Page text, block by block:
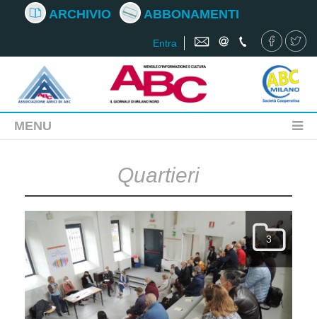
ARCHIVIO ABBONAMENTI
Entra
MENU
Quartieri
3